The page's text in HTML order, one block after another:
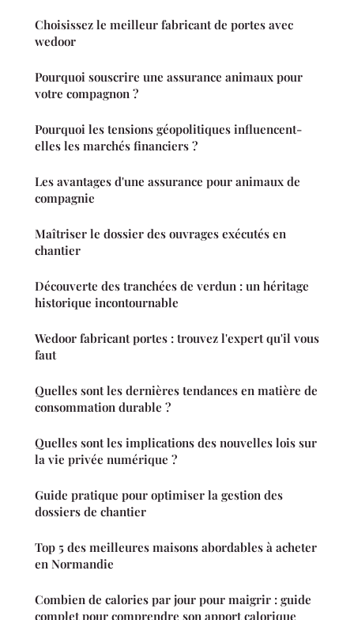
Choisissez le meilleur fabricant de portes avec
wedoor
Pourquoi souscrire une assurance animaux pour
votre compagnon ?
Pourquoi les tensions géopolitiques influencent-
elles les marchés financiers ?
Les avantages d'une assurance pour animaux de
compagnie
Maîtriser le dossier des ouvrages exécutés en
chantier
Découverte des tranchées de verdun : un héritage
historique incontournable
Wedoor fabricant portes : trouvez l'expert qu'il vous
faut
Quelles sont les dernières tendances en matière de
consommation durable ?
Quelles sont les implications des nouvelles lois sur
la vie privée numérique ?
Guide pratique pour optimiser la gestion des
dossiers de chantier
Top 5 des meilleures maisons abordables à acheter
en Normandie
Combien de calories par jour pour maigrir : guide
complet pour comprendre son apport calorique